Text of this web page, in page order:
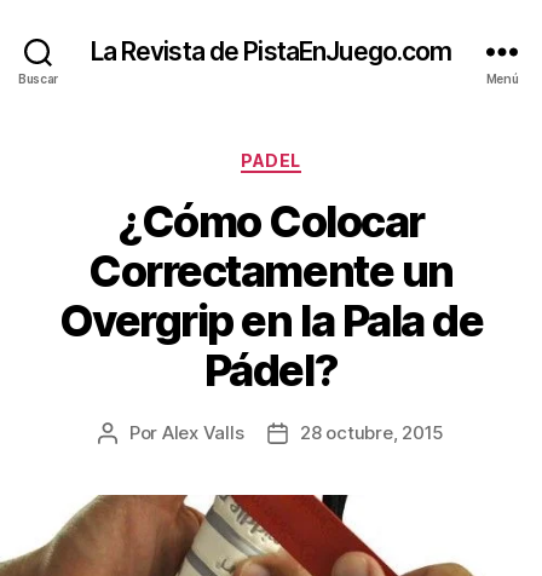
Buscar
La Revista de PistaEnJuego.com
Menú
Categorías
PADEL
¿Cómo Colocar
Correctamente un
Overgrip en la Pala de
Pádel?
Autor
entrada
Por Alex Valls
Fecha
entrada
28 octubre, 2015